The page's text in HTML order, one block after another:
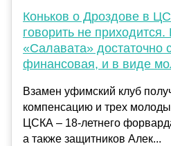
Коньков о Дроздове в
говорить не
«Салавата» достаточно
финансовая, и в виде
Взамен уфимский клуб
компенсацию и трех
ЦСКА – 18-летнего
а также защитников Алек...